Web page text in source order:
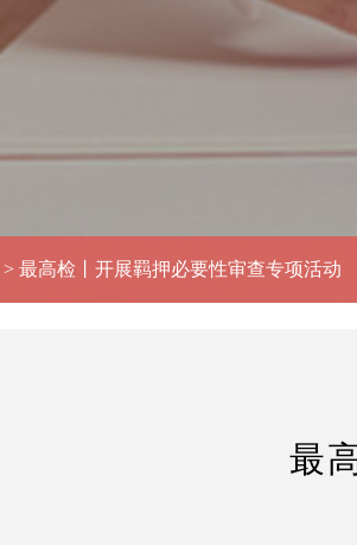
> 最高检丨开展羁押必要性审查专项活动
最